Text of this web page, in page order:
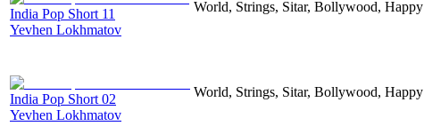
India Pop Short 11
Yevhen Lokhmatov
World, Strings, Sitar, Bollywood, Happy
India Pop Short 02
Yevhen Lokhmatov
World, Strings, Sitar, Bollywood, Happy